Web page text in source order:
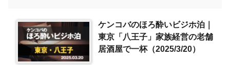
ケンコバのほろ酔いビジホ泊｜
東京「八王子」家族経営の老舗
居酒屋で一杯（2025/3/20）